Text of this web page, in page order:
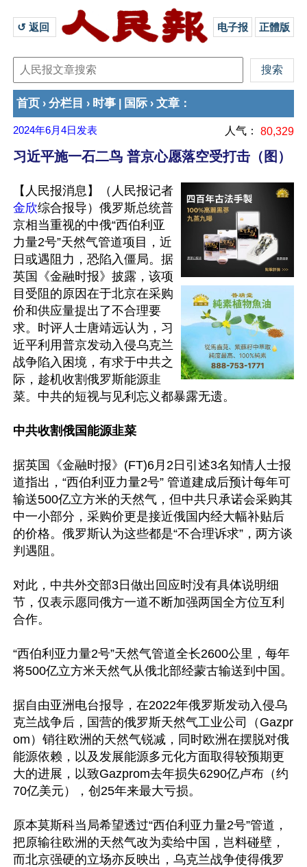
↺ 返回 电子报 正體版
首页 › 分栏目 › 时事 国际 › 文章 ：
2024年6月4日 发表 人气： 80,329
习近平施一石二鸟 普京心愿落空受打击（图）
【人民报消息】（人民报记者
金欣综合报导）俄罗斯总统普
京相当重视的中俄“西伯利亚
力量2号”天然气管道项目，近
日或遇阻力，恐陷入僵局。据
英国《金融时报》披露，该项
目受阻的原因在于北京在采购
价和供应量提出了不合理要
求。时评人士唐靖远认为，习
近平利用普京发动入侵乌克兰
战争陷入困境，有求于中共之
际，趁机收割俄罗斯能源韭
菜。中共的短视与见利忘义都暴露无遗。
中共收割俄国能源韭菜
据英国《金融时报》(FT)6月2日引述3名知情人士报
道指出，“西伯利亚力量2号” 管道建成后预计每年可
输送500亿立方米的天然气，但中共只承诺会采购其
中一小部分，采购价更是接近俄国内经大幅补贴后
的价格。俄罗斯认为这些都是“不合理诉求”，两方谈
判遇阻。
对此，中共外交部3日做出回应时没有具体说明细
节，仅表示愿同俄方一道不断加强两国全方位互利
合作。
“西伯利亚力量2号”天然气管道全长2600公里，每年
将500亿立方米天然气从俄北部经蒙古输送到中国。
据自由亚洲电台报导，在2022年俄罗斯发动入侵乌
克兰战争后，国营的俄罗斯天然气工业公司（Gazpr
om）销往欧洲的天然气锐减，同时欧洲在摆脱对俄
能源依赖，以及发展能源多元化方面取得较预期更
大的进展，以致Gazprom去年损失6290亿卢布（约
70亿美元），创25年来最大亏损。
原本莫斯科当局希望透过“西伯利亚力量2号”管道，
把原输往欧洲的天然气改为卖给中国，岂料碰壁，
而北京强硬的立场亦反映出，乌克兰战争使得俄罗